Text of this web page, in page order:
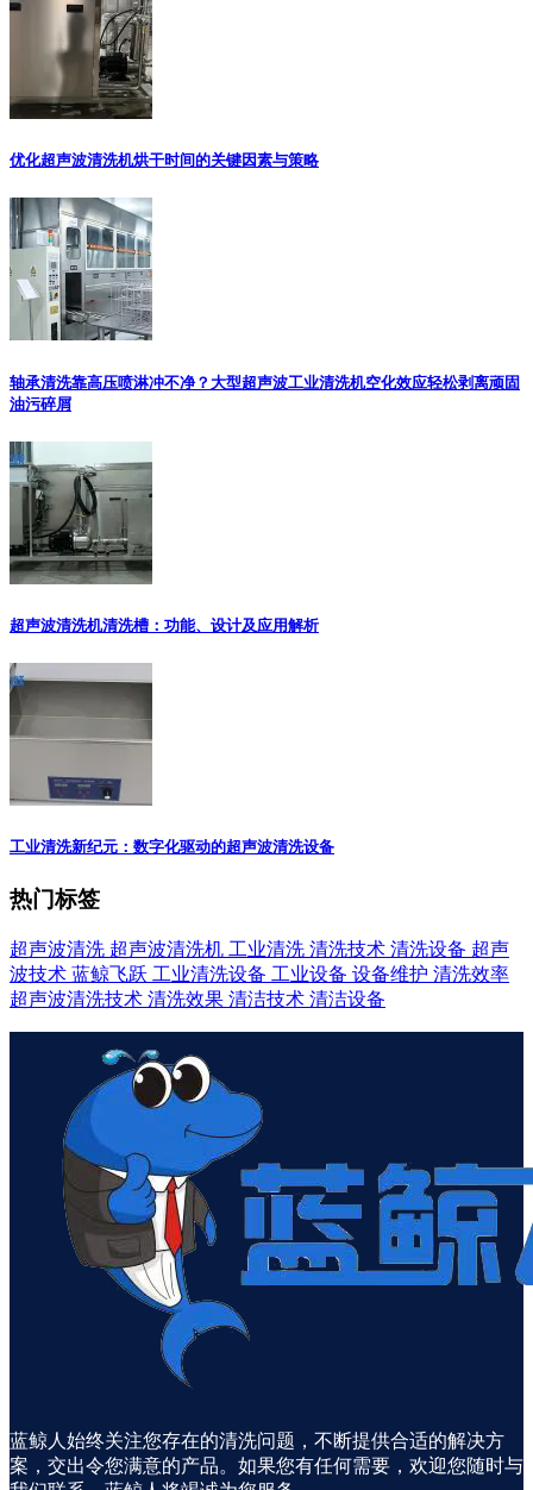
优化超声波清洗机烘干时间的关键因素与策略
轴承清洗靠高压喷淋冲不净？大型超声波工业清洗机空化效应轻松剥离顽固
油污碎屑
超声波清洗机清洗槽：功能、设计及应用解析
工业清洗新纪元：数字化驱动的超声波清洗设备
热门标签
超声波清洗 超声波清洗机 工业清洗 清洗技术 清洗设备 超声
波技术 蓝鲸飞跃 工业清洗设备 工业设备 设备维护 清洗效率
超声波清洗技术 清洗效果 清洁技术 清洁设备
蓝鲸人始终关注您存在的清洗问题，不断提供合适的解决方
案，交出令您满意的产品。如果您有任何需要，欢迎您随时与